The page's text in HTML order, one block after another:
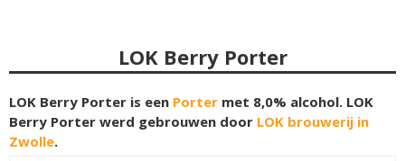
LOK Berry Porter
LOK Berry Porter is een Porter met 8,0% alcohol. LOK
Berry Porter werd gebrouwen door LOK brouwerij in
Zwolle.